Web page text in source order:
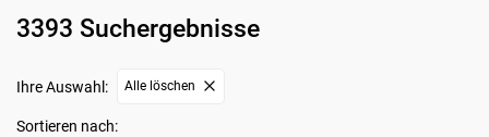
3393 Suchergebnisse
Ihre Auswahl: Alle löschen
Sortieren nach: